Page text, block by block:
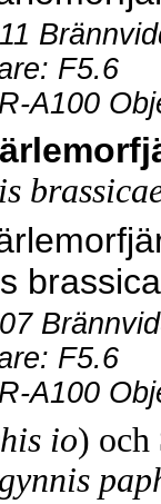
F5.6
A100
F5.6
A100
io) och